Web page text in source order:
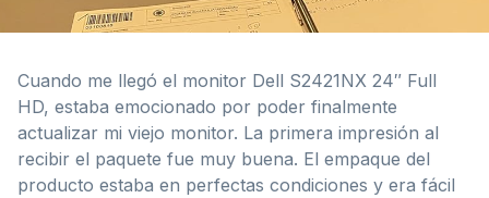
Cuando me llegó el monitor Dell S2421NX 24″ Full
HD, estaba emocionado por poder finalmente
actualizar mi viejo monitor. La primera impresión al
recibir el paquete fue muy buena. El empaque del
producto estaba en perfectas condiciones y era fácil